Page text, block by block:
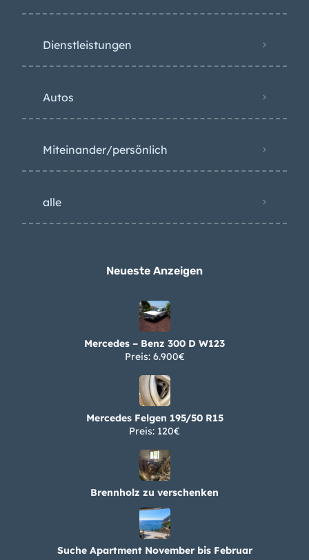
Dienstleistungen
Autos
Miteinander/persönlich
alle
Neueste Anzeigen
Mercedes – Benz 300 D W123
Preis: 6.900€
Mercedes Felgen 195/50 R15
Preis: 120€
Brennholz zu verschenken
Suche Apartment November bis Februar